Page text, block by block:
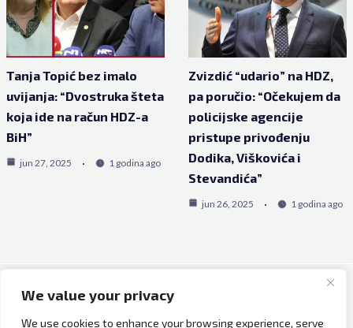
We value your privacy
We use cookies to enhance your browsing experience, serve
Tanja Topić bez imalo
uvijanja: “Dvostruka šteta
koja ide na račun HDZ-a
BiH”
jun 27, 2025 1 godina ago
Zvizdić “udario” na HDZ,
pa poručio: “Očekujem da
policijske agencije
pristupe privođenju
Dodika, Viškovića i
Stevandića”
jun 26, 2025 1 godina ago
Copyright © 2026 Bh Dijaspora.